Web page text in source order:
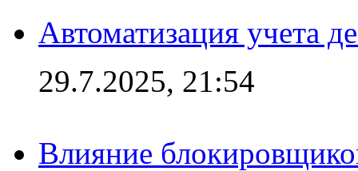
Автоматизация учета
29.7.2025, 21:54
Влияние